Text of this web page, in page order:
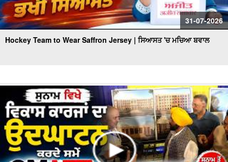
31-07-2026
Hockey Team to Wear Saffron Jersey | ਸਿਆਸਤ 'ਚ ਮਚਿਆ ਬਵਾਲ